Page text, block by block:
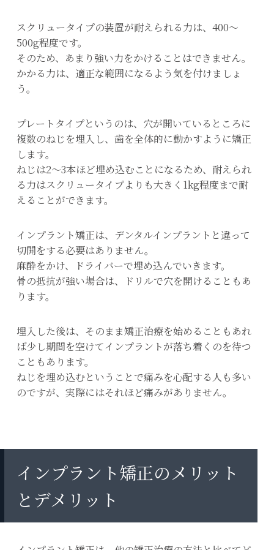
スクリュータイプの装置が耐えられる力は、400～
500g程度です。
そのため、あまり強い力をかけることはできません。
かかる力は、適正な範囲になるよう気を付けましょ
う。
プレートタイプというのは、穴が開いているところに
複数のねじを埋入し、歯を全体的に動かすように矯正
します。
ねじは2～3本ほど埋め込むことになるため、耐えられ
る力はスクリュータイプよりも大きく1kg程度まで耐
えることができます。
インプラント矯正は、デンタルインプラントと違って
切開をする必要はありません。
麻酔をかけ、ドライバーで埋め込んでいきます。
骨の抵抗が強い場合は、ドリルで穴を開けることもあ
ります。
埋入した後は、そのまま矯正治療を始めることもあれ
ば少し期間を空けてインプラントが落ち着くのを待つ
こともあります。
ねじを埋め込むということで痛みを心配する人も多い
のですが、実際にはそれほど痛みがありません。
インプラント矯正のメリット
とデメリット